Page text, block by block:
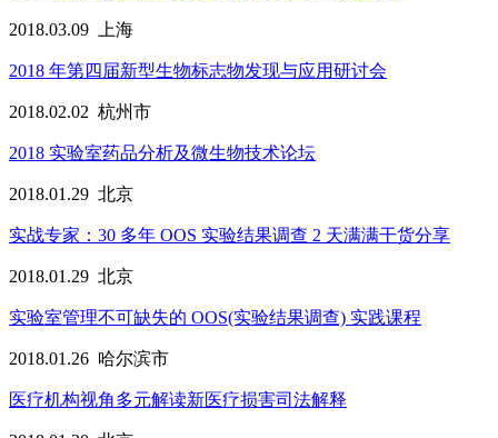
2018.03.09 上海
2018 年第四届新型生物标志物发现与应用研讨会
2018.02.02 杭州市
2018 实验室药品分析及微生物技术论坛
2018.01.29 北京
实战专家：30 多年 OOS 实验结果调查 2 天满满干货分享
2018.01.29 北京
实验室管理不可缺失的 OOS(实验结果调查) 实践课程
2018.01.26 哈尔滨市
医疗机构视角多元解读新医疗损害司法解释